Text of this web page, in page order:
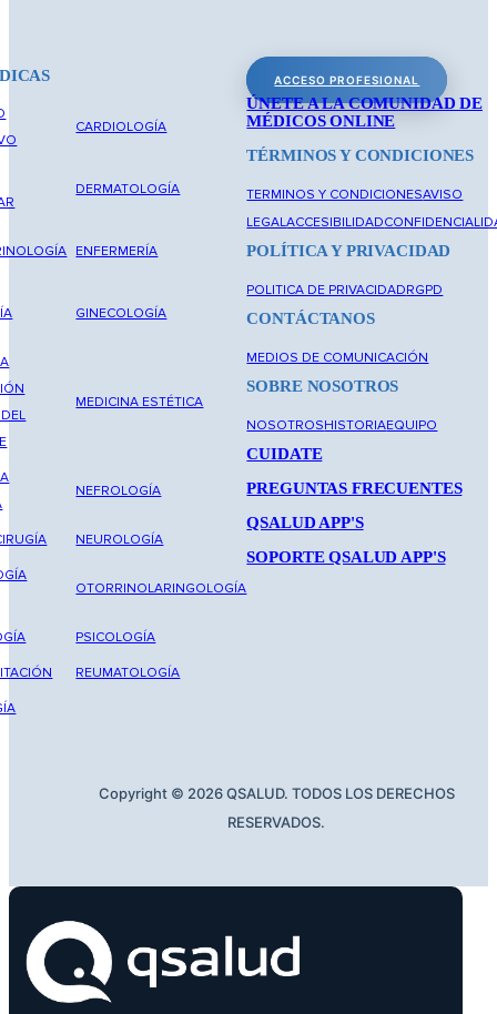
CARDIOLOGÍA
DERMATOLOGÍA
ENFERMERÍA
GINECOLOGÍA
MEDICINA ESTÉTICA
NEFROLOGÍA
NEUROLOGÍA
OTORRINOLARINGOLOGÍA
PSICOLOGÍA
REUMATOLOGÍA
ACCESO PROFESIONAL
ÚNETE A LA COMUNIDAD DE
MÉDICOS ONLINE
TÉRMINOS Y CONDICIONES
TERMINOS Y CONDICIONESAVISO
LEGALACCESIBILIDAD
POLÍTICA Y PRIVACIDAD
POLITICA DE PRIVACIDADRGPD
CONTÁCTANOS
MEDIOS DE COMUNICACIÓN
SOBRE NOSOTROS
NOSOTROSHISTORIAEQUIPO
CUIDATE
PREGUNTAS FRECUENTES
QSALUD APP'S
SOPORTE QSALUD APP'S
Copyright © 2026 QSALUD. TODOS LOS DERECHOS
RESERVADOS.